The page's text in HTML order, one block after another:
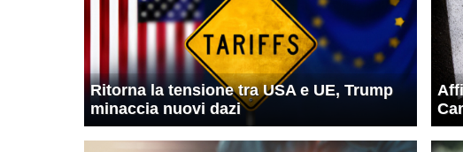
Ritorna la tensione tra USA e UE, Trump
minaccia nuovi dazi